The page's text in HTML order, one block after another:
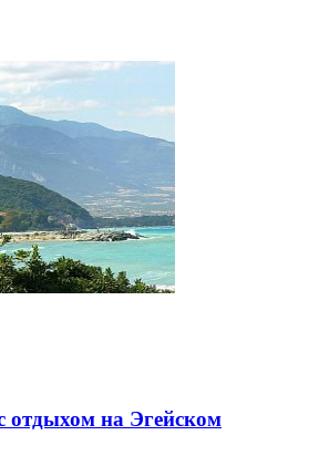
отдыхом на Эгейском